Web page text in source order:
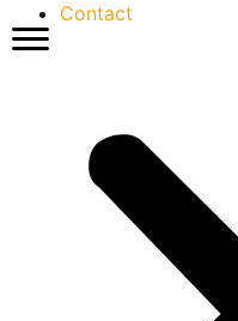
Contact